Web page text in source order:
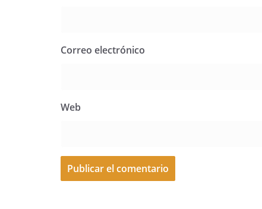
Correo electrónico
Web